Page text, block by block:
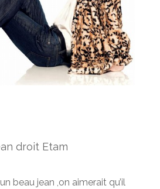
droit Etam
beau jean ,on aimerait qu’il